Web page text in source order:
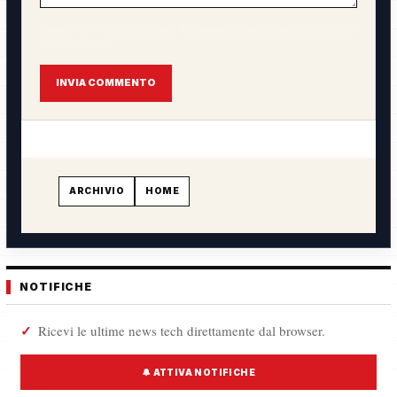
INVIA COMMENTO
ARCHIVIO HOME
NOTIFICHE
Ricevi le ultime news tech direttamente dal browser.
🔔 ATTIVA NOTIFICHE